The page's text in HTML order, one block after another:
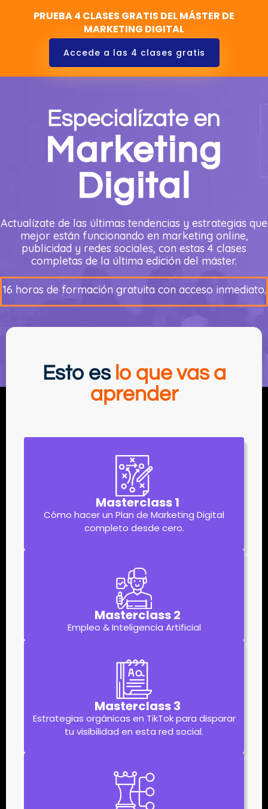
PRUEBA 4 CLASES GRATIS DEL MÁSTER DE
MARKETING DIGITAL
Accede a las 4 clases gratis
Especialízate en
Marketing
Digital
Actualízate de las últimas tendencias y estrategias que
mejor están funcionando en marketing online,
publicidad y redes sociales, con estas 4 clases
completas de la última edición del máster.
16 horas de formación gratuita con acceso inmediato.
Esto eslo que vas a
aprender
Masterclass 1
Cómo hacer un Plan de Marketing Digital
completo desde cero.
Masterclass 2
Empleo & Inteligencia Artificial
Masterclass 3
Estrategias orgánicas en TikTok para disparar
tu visibilidad en esta red social.